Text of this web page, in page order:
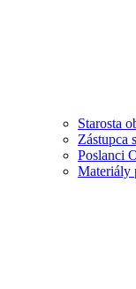
Starosta
Zástupca
Poslanci
Materiály